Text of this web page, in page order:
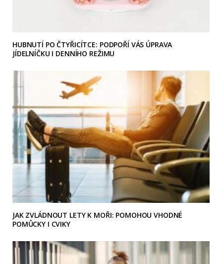
HUBNUTÍ PO ČTYŘICÍTCE: PODPOŘÍ VÁS ÚPRAVA
JÍDELNÍČKU I DENNÍHO REŽIMU
JAK ZVLÁDNOUT LETY K MOŘI: POMOHOU VHODNÉ
POMŮCKY I CVIKY